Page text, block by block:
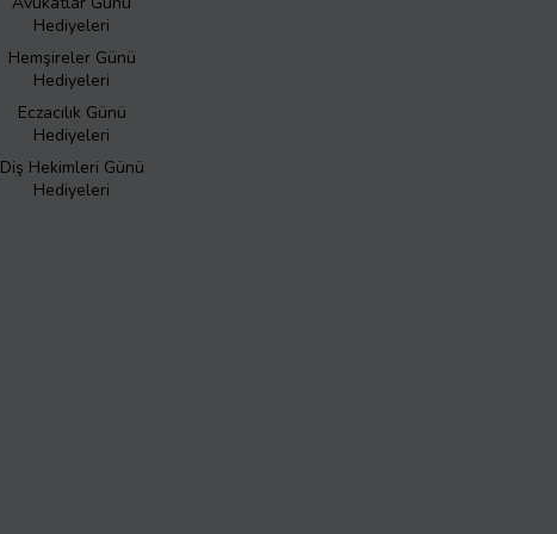
Hediyeleri
Hemşireler Günü
Hediyeleri
Eczacılık Günü
Hediyeleri
Diş Hekimleri Günü
Hediyeleri